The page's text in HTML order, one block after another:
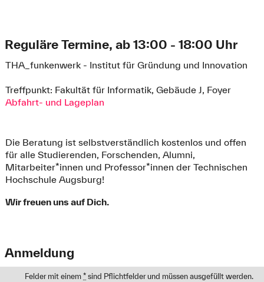
Reguläre Termine, ab 13:00 - 18:00 Uhr
THA_funkenwerk - Institut für Gründung und Innovation
Treffpunkt: Fakultät für Informatik, Gebäude J, Foyer
Abfahrt- und Lageplan
Die Beratung ist selbstverständlich kostenlos und offen
für alle Studierenden, Forschenden, Alumni,
Mitarbeiter*innen und Professor*innen der Technischen
Hochschule Augsburg!
Wir freuen uns auf Dich.
Anmeldung
Felder mit einem* sind Pflichtfelder und müssen ausgefüllt werden.